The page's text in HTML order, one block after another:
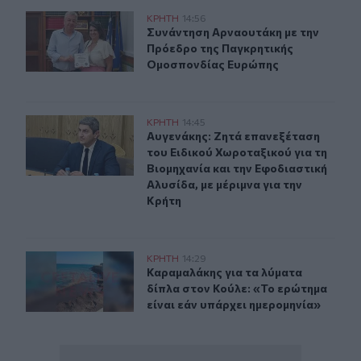
Συνάντηση Αρναουτάκη με την Πρόεδρο της
ΚΡΗΤΗ 14:56
Συνάντηση Αρναουτάκη με την
Συνάντηση Αρναουτάκη με την
Πρόεδρο της Παγκρητικής
Ομοσπονδίας Ευρώπης
Αυγενάκης: Ζητά επανεξέταση του Ειδικού
ΚΡΗΤΗ 14:45
Αυγενάκης: Ζητά επανεξέταση του
Αυγενάκης: Ζητά επανεξέταση
του Ειδικού Χωροταξικού για τη
Βιομηχανία και την Εφοδιαστική
Αλυσίδα, με μέριμνα για την
Κρήτη
Καραμαλάκης για τα λύματα δίπλα στον Κούλε: «Το
ΚΡΗΤΗ 14:29
Καραμαλάκης για τα λύματα δίπλα
Καραμαλάκης για τα λύματα
δίπλα στον Κούλε: «Το ερώτημα
είναι εάν υπάρχει ημερομηνία»